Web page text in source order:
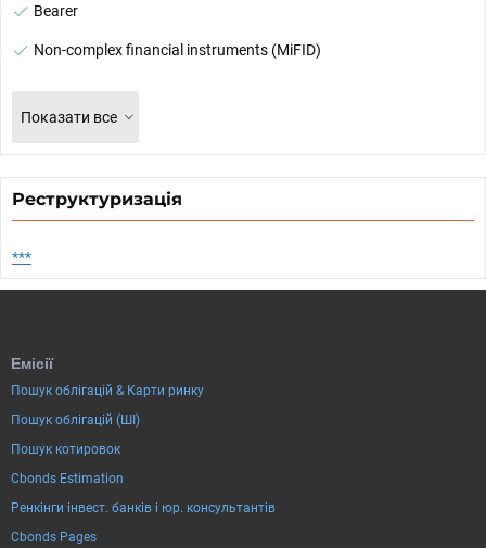
Bearer
Non-complex financial instruments (MiFID)
Показати все
Реструктуризація
***
Емісії
Пошук облігацій & Карти ринку
Пошук облігацій (ШІ)
Пошук котировок
Cbonds Estimation
Ренкінги інвест. банків і юр. консультантів
Cbonds Pages